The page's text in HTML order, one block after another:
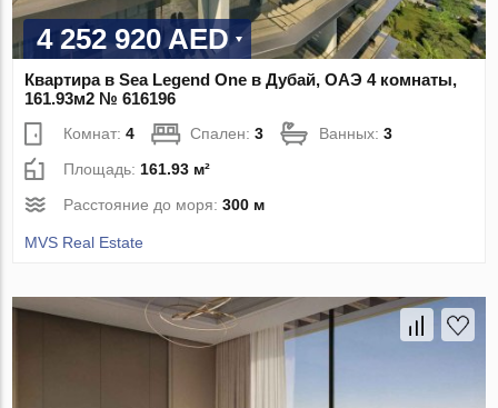
4 252 920 AED
Квартира в Sea Legend One в Дубай, ОАЭ 4 комнаты,
161.93м2 № 616196
Комнат:4 Спален:3 Ванных:3
Площадь: 161.93 м²
Расстояние до моря:300 м
MVS Real Estate